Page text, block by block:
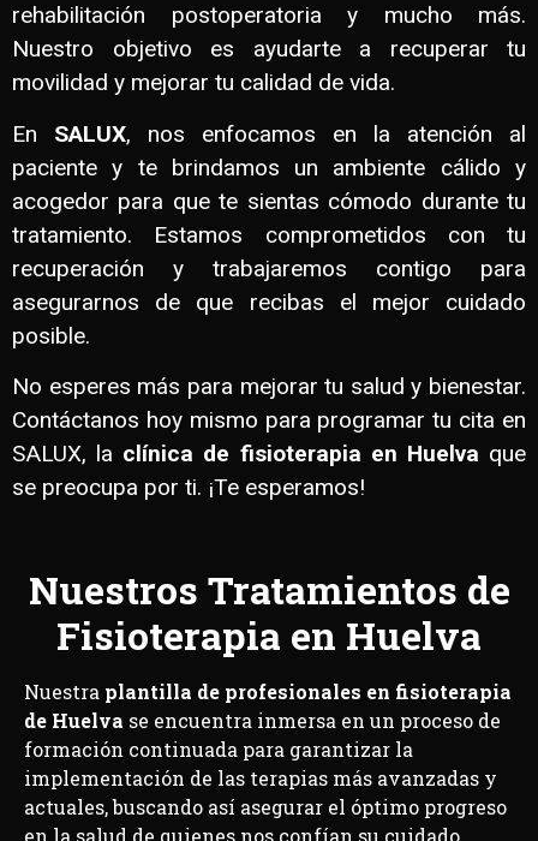
rehabilitación postoperatoria y mucho más.
Nuestro objetivo es ayudarte a recuperar tu
movilidad y mejorar tu calidad de vida.
En SALUX, nos enfocamos en la atención al
paciente y te brindamos un ambiente cálido y
acogedor para que te sientas cómodo durante tu
tratamiento. Estamos comprometidos con tu
recuperación y trabajaremos contigo para
asegurarnos de que recibas el mejor cuidado
posible.
No esperes más para mejorar tu salud y bienestar.
Contáctanos hoy mismo para programar tu cita en
SALUX, la clínica de fisioterapia en Huelva que
se preocupa por ti. ¡Te esperamos!
Nuestros Tratamientos de
Fisioterapia en Huelva
Nuestra plantilla de profesionales en fisioterapia
de Huelva se encuentra inmersa en un proceso de
formación continuada para garantizar la
implementación de las terapias más avanzadas y
actuales, buscando así asegurar el óptimo progreso